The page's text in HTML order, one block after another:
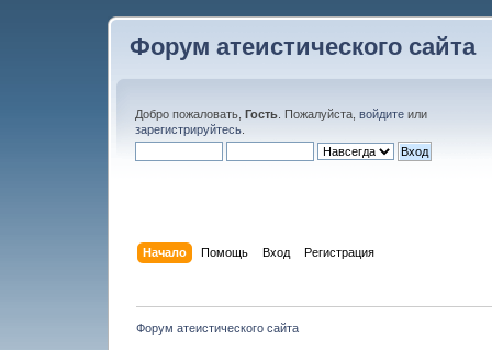
Форум атеистического сайта
Добро пожаловать, Гость . Пожалуйста, войдите или
зарегистрируйтесь
Начало Помощь Вход Регистрация
Форум атеистического сайта